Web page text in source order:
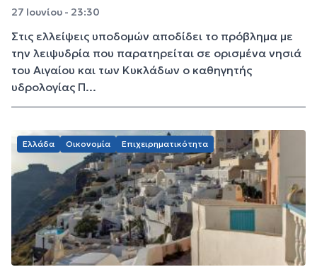
27 Ιουνίου - 23:30
Στις ελλείψεις υποδομών αποδίδει το πρόβλημα με
την λειψυδρία που παρατηρείται σε ορισμένα νησιά
του Αιγαίου και των Κυκλάδων ο καθηγητής
υδρολογίας Π...
Ελλάδα Οικονομία Επιχειρηματικότητα